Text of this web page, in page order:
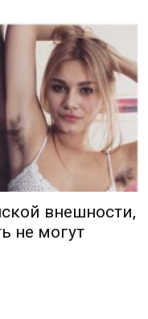
внешности,
не могут